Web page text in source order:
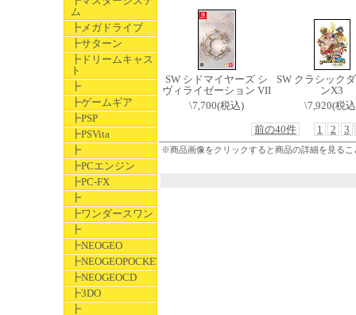
ム
┣メガドライブ
┣サターン
┣ドリームキャス
ト
┣
┣ゲームギア
┣PSP
┣PSVita
┣
┣PCエンジン
┣PC-FX
┣
┣ワンダースワン
┣
┣NEOGEO
┣NEOGEOPOCKET
┣NEOGEOCD
┣3DO
┣
SW シドマイヤーズ シ
ヴィライゼーション VII
\7,700(税込)
SW クラシック
ンX3
\7,920(税
前の40件
1 2 3
※商品画像をクリックすると商品の詳細を見るこ